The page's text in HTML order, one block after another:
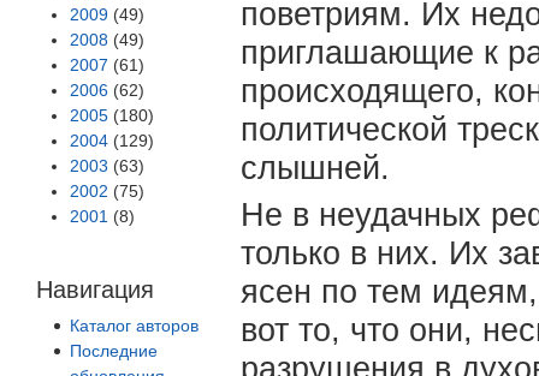
2009 (49)
2008 (49)
2007 (61)
2006 (62)
2005 (180)
2004 (129)
2003 (63)
2002 (75)
2001 (8)
Навигация
Каталог авторов
Последние
поветриям. Их
приглашающие к
происходящего,
политической
слышней.
Не в неудачных
только в них. Их
ясен по тем
вот то, что они,